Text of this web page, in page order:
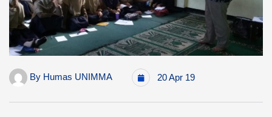
By Humas UNIMMA 20 Apr 19